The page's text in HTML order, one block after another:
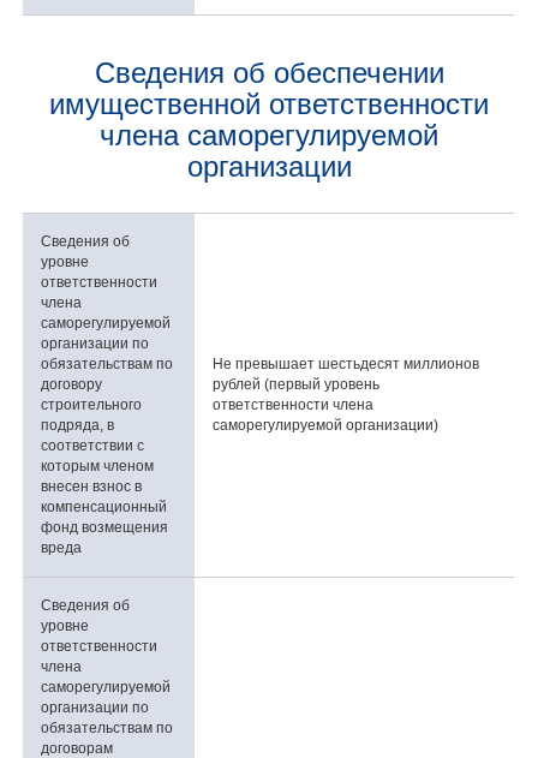
Сведения об обеспечении
имущественной ответственности
члена саморегулируемой
организации
Сведения об
уровне
ответственности
члена
саморегулируемой
организации по
обязательствам по
договору
строительного
подряда, в
соответствии с
которым членом
внесен взнос в
компенсационный
фонд возмещения
вреда
Не превышает шестьдесят миллионов
рублей (первый уровень
ответственности члена
саморегулируемой организации)
Сведения об
уровне
ответственности
члена
саморегулируемой
организации по
обязательствам по
договорам